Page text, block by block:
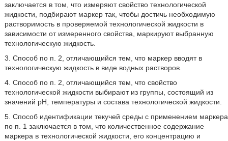
заключается в том, что измеряют свойство технологической
жидкости, подбирают маркер так, чтобы достичь необходимую
растворимость в проверяемой технологической жидкости в
зависимости от измеренного свойства, маркируют выбранную
технологическую жидкость.
3. Способ по п. 2, отличающийся тем, что маркер вводят в
технологическую жидкость в виде водных растворов.
4. Способ по п. 2, отличающийся тем, что свойство
технологической жидкости выбирают из группы, состоящий из
значений рН, температуры и состава технологической жидкости.
5. Способ идентификации текучей среды с применением маркера
по п. 1 заключается в том, что количественное содержание
маркера в технологической жидкости, его концентрацию и